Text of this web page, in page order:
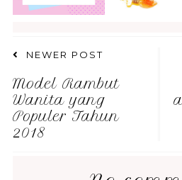
NEWER POST
Model Rambut
Wanita yang
Populer Tahun
2018